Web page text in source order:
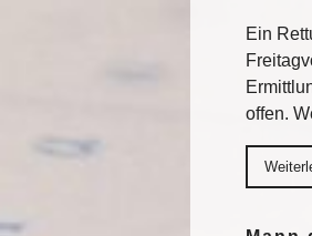
Ein
offen.